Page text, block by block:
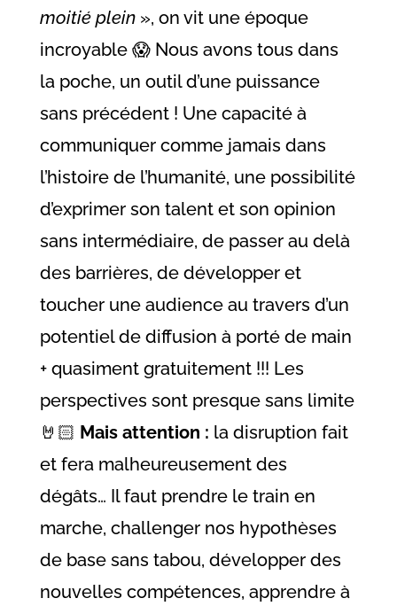
moitié plein», on vit une époque
incroyable 😱 Nous avons tous dans
la poche, un outil d’une puissance
sans précédent ! Une capacité à
communiquer comme jamais dans
l’histoire de l’humanité, une possibilité
d’exprimer son talent et son opinion
sans intermédiaire, de passer au delà
des barrières, de développer et
toucher une audience au travers d’un
potentiel de diffusion à porté de main
+ quasiment gratuitement !!! Les
perspectives sont presque sans limite
🤘🏻 Mais attention : la disruption fait
et fera malheureusement des
dégâts… Il faut prendre le train en
marche, challenger nos hypothèses
de base sans tabou, développer des
nouvelles compétences, apprendre à